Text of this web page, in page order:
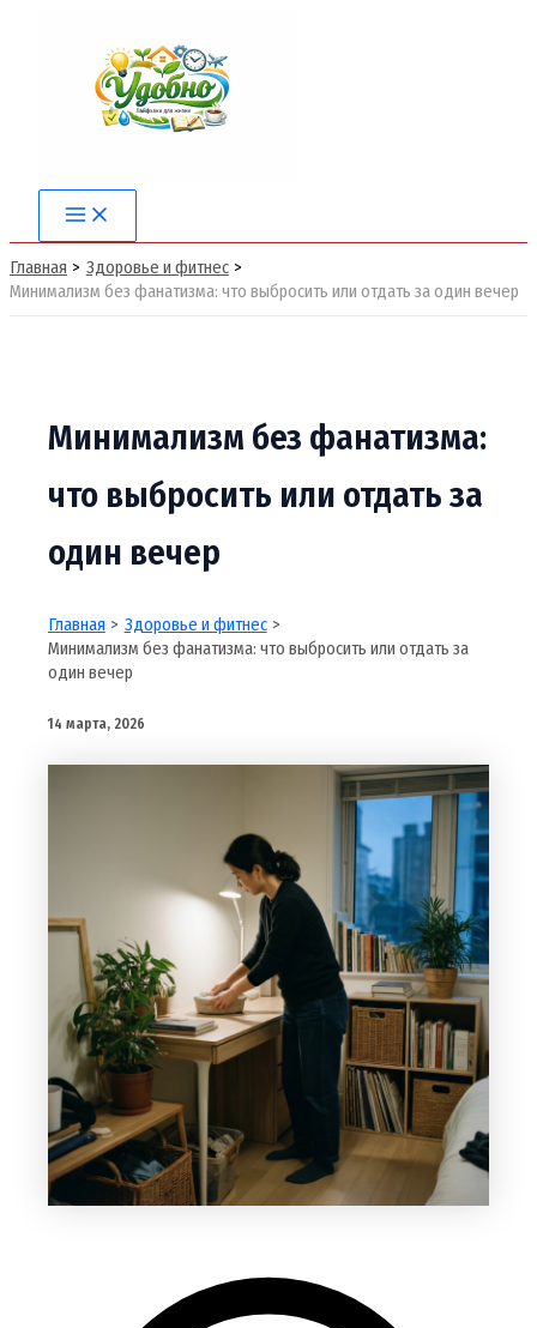
содержимому
Main
Menu
Главная
Здоровье и фитнес
Минимализм без фанатизма: что выбросить или отдать за один вечер
Минимализм без фанатизма:
что выбросить или отдать за
один вечер
Главная
Здоровье и фитнес
Минимализм без фанатизма: что выбросить или отдать за
один вечер
14 марта, 2026